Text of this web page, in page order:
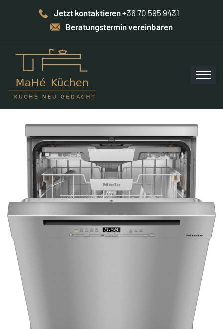
Jetzt kontaktieren+36 70 595 9431
Beratungstermin vereinbaren